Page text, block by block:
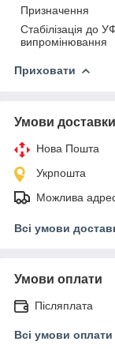
Призначення
Стабілізація до
випромінювання
Приховати
Умови доставки
Нова Пошта
Укрпошта
Можлива
Всі умови
Умови оплати
Післяплата
Всі умови оплати